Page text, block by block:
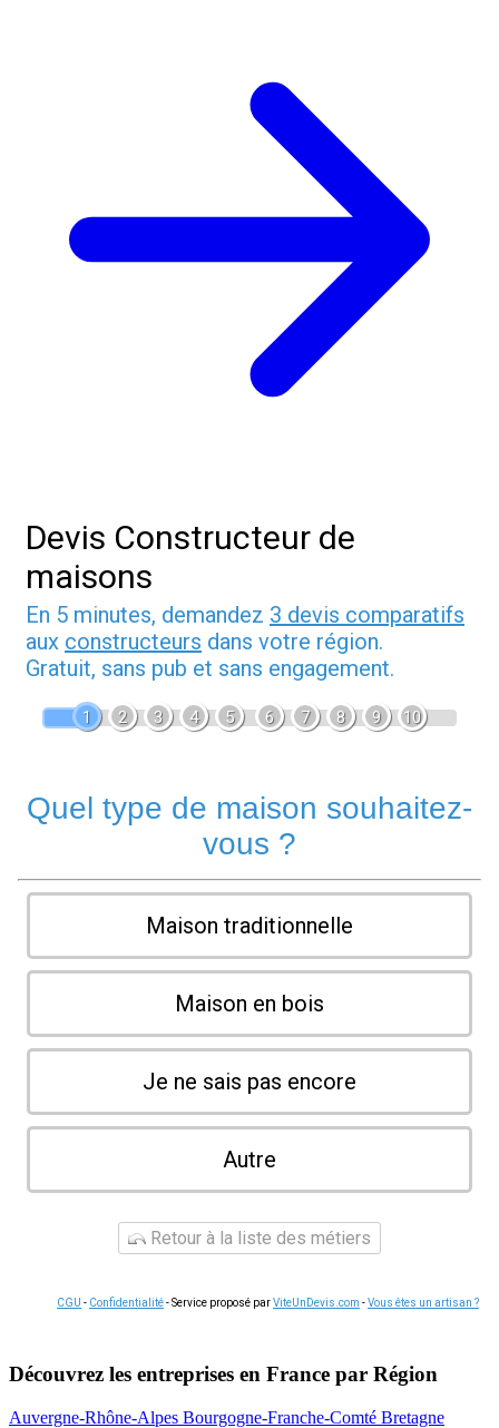
Devis Constructeur de
maisons
En 5 minutes, demandez 3 devis comparatifs
aux constructeurs dans votre région.
Gratuit, sans pub et sans engagement.
1 2 3 4 5 6 7 8 9 10
Quel type de maison souhaitez-
vous ?
Maison traditionnelle
Maison en bois
Je ne sais pas encore
Autre
Retour à la liste des métiers
CGU - Confidentialité- Service proposé parViteUnDevis.com -Vous êtes un artisan ?
Découvrez les entreprises en France par Région
Auvergne-Rhône-Alpes Bourgogne-Franche-Comté Bretagne